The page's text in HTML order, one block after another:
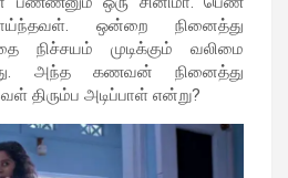
ஒன்றை நினைத்து
நிச்சயம் முடிக்கும் வலிமை
அந்த கணவன் நினைத்து
திரும்ப அடிப்பாள் என்று?